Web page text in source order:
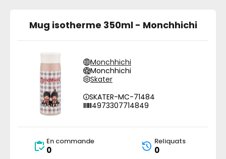
Mug isotherme 350ml - Monchhichi
Monchhichi
Monchhichi
Skater
SKATER-MC-71484
4973307714849
En commande
0
Reliquats
0